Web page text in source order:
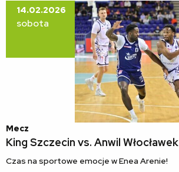
14.02.2026
sobota
Mecz
King Szczecin vs. Anwil Włocławek
Czas na sportowe emocje w Enea Arenie!